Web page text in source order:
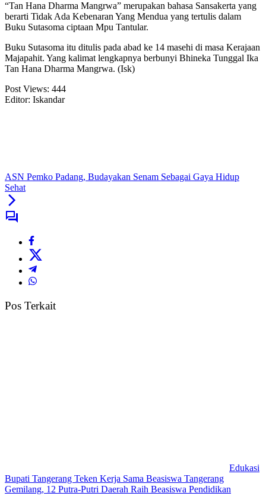
“Tan Hana Dharma Mangrwa” merupakan bahasa Sansakerta yang
berarti Tidak Ada Kebenaran Yang Mendua yang tertulis dalam
Buku Sutasoma ciptaan Mpu Tantular.
Buku Sutasoma itu ditulis pada abad ke 14 masehi di masa Kerajaan
Majapahit. Yang kalimat lengkapnya berbunyi Bhineka Tunggal Ika
Tan Hana Dharma Mangrwa. (Isk)
Post Views: 444
Editor: Iskandar
ASN Pemko Padang, Budayakan Senam Sebagai Gaya Hidup
Sehat
Pos Terkait
Edukasi
Bupati Tangerang Teken Kerja Sama Beasiswa Tangerang
Gemilang, 12 Putra-Putri Daerah Raih Beasiswa Pendidikan